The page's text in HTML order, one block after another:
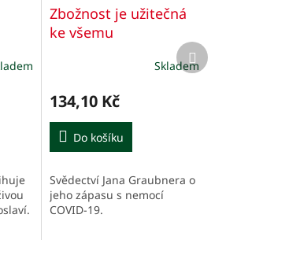
Zbožnost je užitečná
ke všemu
Skladem
134,10 Kč
Do košíku
Svědectví Jana Graubnera o
jeho zápasu s nemocí
COVID-19.
Další
produkt